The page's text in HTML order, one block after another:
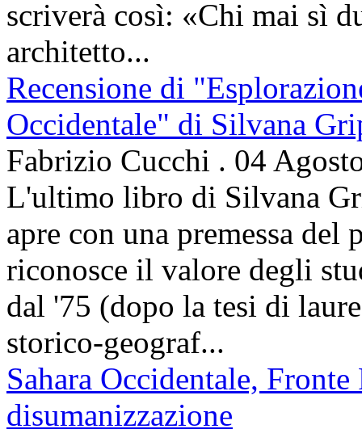
scriverà così: «Chi mai sì
architetto...
Recensione di
Occidentale" di Silvana
Fabrizio Cucchi . 04
L'ultimo libro di Silvana
apre con una premessa
riconosce il valore degli
dal '75 (dopo la tesi di
storico-geograf...
Sahara Occidentale,
disumanizzazione